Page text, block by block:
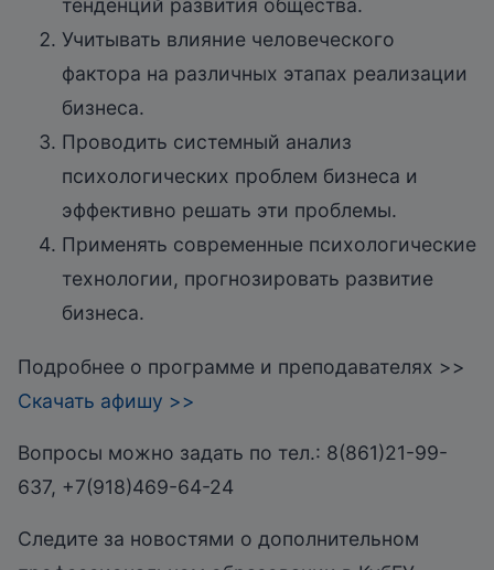
тенденций развития общества.
Учитывать влияние человеческого
фактора на различных этапах реализации
бизнеса.
Проводить системный анализ
психологических проблем бизнеса и
эффективно решать эти проблемы.
Применять современные психологические
технологии, прогнозировать развитие
бизнеса.
Подробнее о программе и преподавателях >>
Скачать афишу >>
Вопросы можно задать по тел.: 8(861)21-99-
637, +7(918)469-64-24
Следите за новостями о дополнительном